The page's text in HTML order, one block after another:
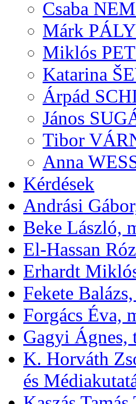
Csaba
Márk
Miklós
Katarina
Árpád
János
Tibor
Anna
Kérdések
Andrási
Beke László,
El-Hassan
Erhardt
Fekete
Forgács Éva,
Gagyi Ágnes,
K. Horváth
és